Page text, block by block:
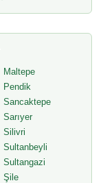
Maltepe
Pendik
Sancaktepe
Sarıyer
Silivri
Sultanbeyli
Sultangazi
Şile